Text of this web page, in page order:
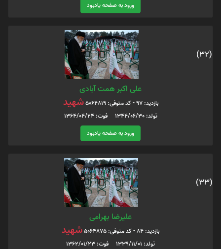
ورود به صفحه یادبود
(32)
علی اکبر همت آبادی
بازدید: 97 - کد متوفی: 5064819 شهید
تولد: 1344/06/30 فوت: 1364/04/24
ورود به صفحه یادبود
(33)
علیرضا بهرامی
بازدید: 84 - کد متوفی: 5064875 شهید
تولد: 1339/11/01 فوت: 1362/01/23